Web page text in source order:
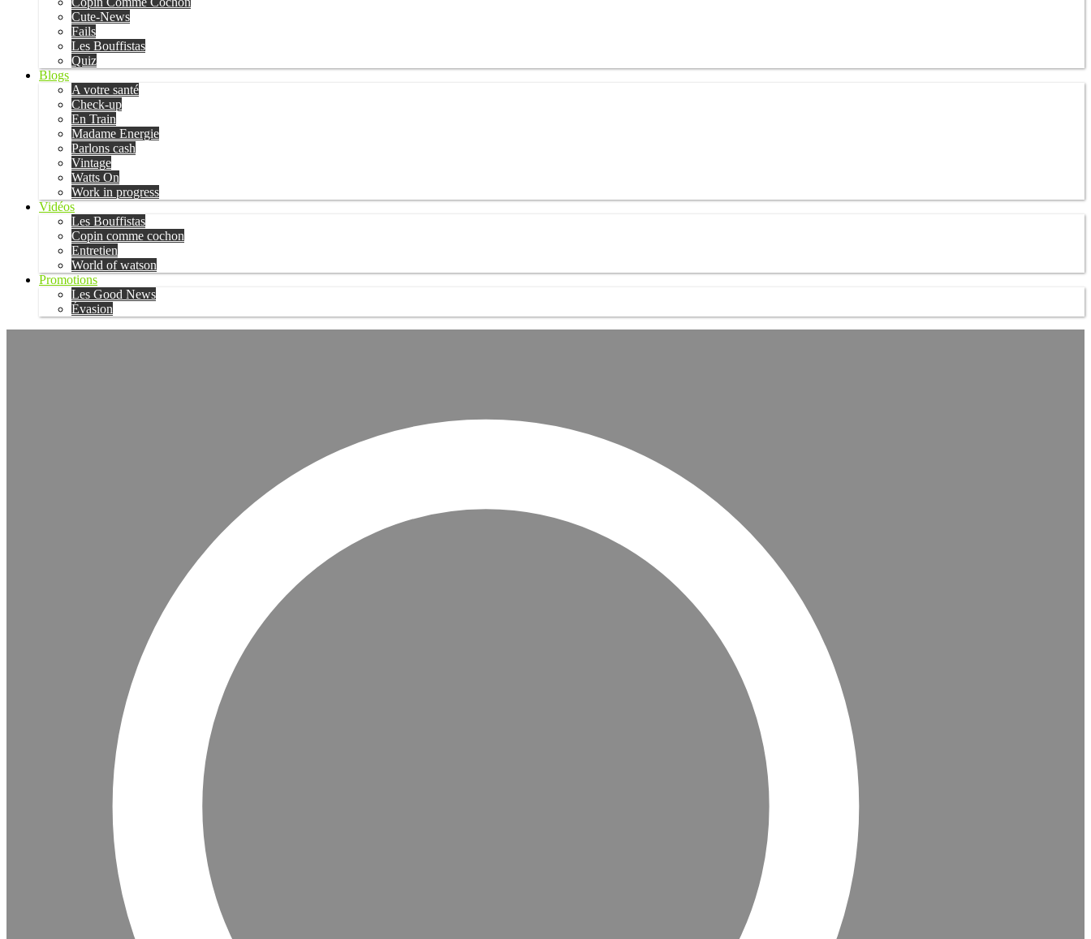
Cute-News
Fails
Les Bouffistas
Quiz
Blogs
A votre santé
Check-up
En Train
Madame Energie
Parlons cash
Vintage
Watts On
Work in progress
Vidéos
Les Bouffistas
Copin comme cochon
Entretien
World of watson
Promotions
Les Good News
Évasion